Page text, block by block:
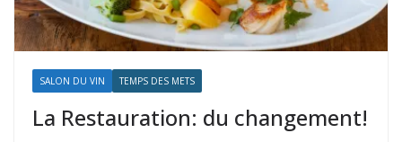
SALON DU VIN TEMPS DES METS
La Restauration: du changement!